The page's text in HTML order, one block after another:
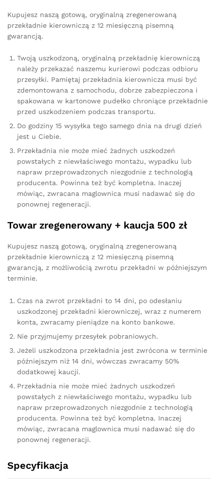
Kupujesz naszą gotową, oryginalną zregenerowaną
przekładnie kierowniczą z 12 miesięczną pisemną
gwarancją.
Twoją uszkodzoną, oryginalną przekładnię kierowniczą
należy przekazać naszemu kurierowi podczas odbioru
przesyłki. Pamiętaj przekładnia kierownicza musi być
zdemontowana z samochodu, dobrze zabezpieczona i
spakowana w kartonowe pudełko chroniące przekładnie
przed uszkodzeniem podczas transportu.
Do godziny 15 wysyłka tego samego dnia na drugi dzień
jest u Ciebie.
Przekładnia nie może mieć żadnych uszkodzeń
powstałych z niewłaściwego montażu, wypadku lub
napraw przeprowadzonych niezgodnie z technologią
producenta. Powinna też być kompletna. Inaczej
mówiąc, zwracana maglownica musi nadawać się do
ponownej regeneracji.
Towar zregenerowany + kaucja 500 zł
Kupujesz naszą gotową, oryginalną zregenerowaną
przekładnie kierowniczą z 12 miesięczną pisemną
gwarancją, z możliwością zwrotu przekładni w późniejszym
terminie.
Czas na zwrot przekładni to 14 dni, po odesłaniu
uszkodzonej przekładni kierowniczej, wraz z numerem
konta, zwracamy pieniądze na konto bankowe.
Nie przyjmujemy przesyłek pobraniowych.
Jeżeli uszkodzona przekładnia jest zwrócona w terminie
późniejszym niż 14 dni, wówczas zwracamy 50%
dodatkowej kaucji.
Przekładnia nie może mieć żadnych uszkodzeń
powstałych z niewłaściwego montażu, wypadku lub
napraw przeprowadzonych niezgodnie z technologią
producenta. Powinna też być kompletna. Inaczej
mówiąc, zwracana maglownica musi nadawać się do
ponownej regeneracji.
Specyfikacja